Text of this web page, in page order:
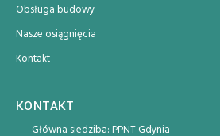
Obsługa budowy
Nasze osiągnięcia
Kontakt
KONTAKT
Główna siedziba: PPNT Gdynia